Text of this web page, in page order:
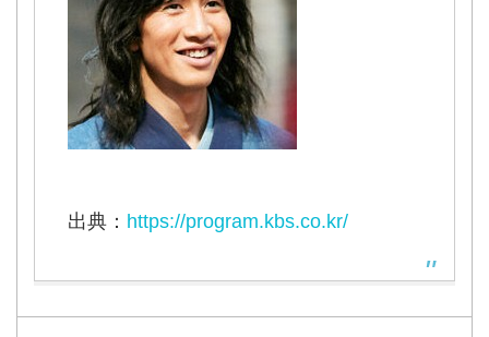
出典： https://program.kbs.co.kr/